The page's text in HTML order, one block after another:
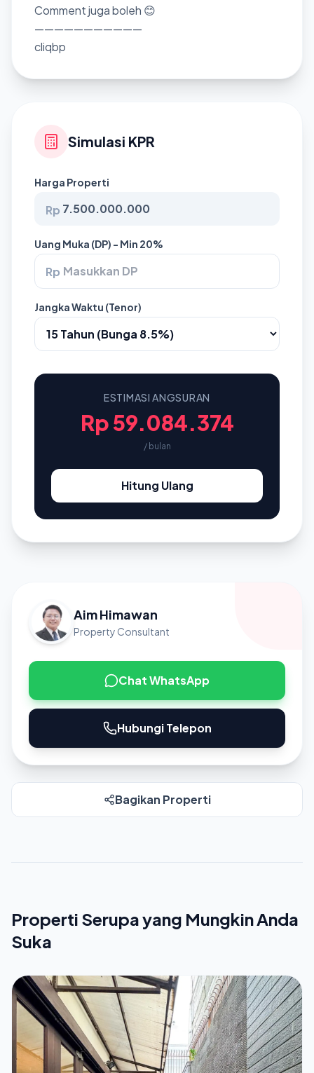
Comment juga boleh 😊
———————————
cliqbp
Simulasi KPR
Harga Properti
Rp
Uang Muka (DP) - Min 20%
Rp
Jangka Waktu (Tenor)
ESTIMASI ANGSURAN
Rp 59.084.374
/ bulan
Hitung Ulang
Aim Himawan
Property Consultant
Chat WhatsApp
Hubungi Telepon
Bagikan Properti
Properti Serupa yang Mungkin Anda
Suka